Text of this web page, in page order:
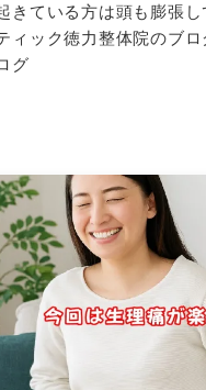
きている方は頭も膨張し
ィック徳力整体院のブロ
グ